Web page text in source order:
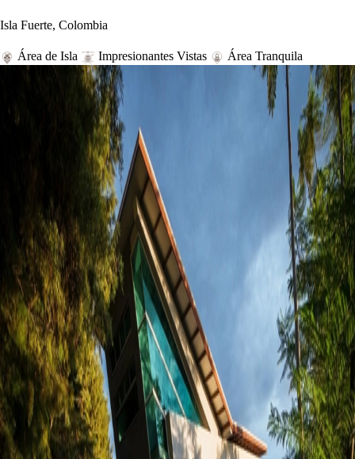
Isla Fuerte, Colombia
Área de Isla Impresionantes Vistas Área Tranquila